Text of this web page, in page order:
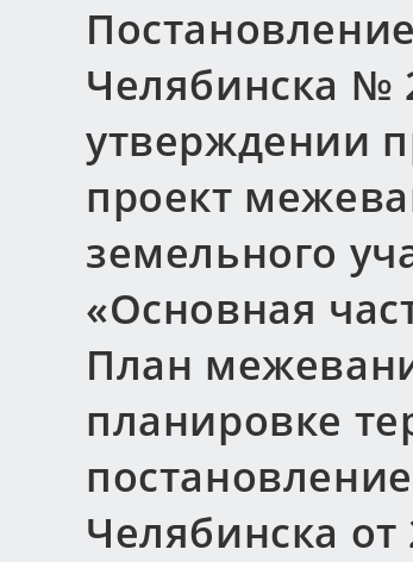
Челябинска №
утверждении
проект
земельного
«Основная
План
планировке
Челябинска от